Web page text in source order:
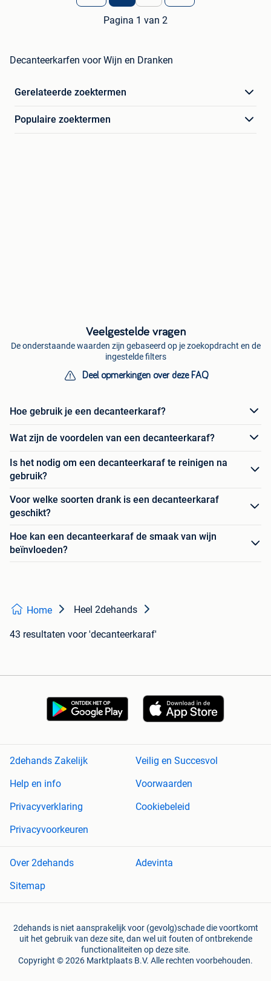
Pagina 1 van 2
Decanteerkarfen voor Wijn en Dranken
Gerelateerde zoektermen
Populaire zoektermen
Veelgestelde vragen
De onderstaande waarden zijn gebaseerd op je zoekopdracht en de
ingestelde filters
Deel opmerkingen over deze FAQ
Hoe gebruik je een decanteerkaraf?
Wat zijn de voordelen van een decanteerkaraf?
Is het nodig om een decanteerkaraf te reinigen na
gebruik?
Voor welke soorten drank is een decanteerkaraf
geschikt?
Hoe kan een decanteerkaraf de smaak van wijn
beïnvloeden?
Home Heel 2dehands
43 resultaten voor 'decanteerkaraf'
2dehands Zakelijk
Veilig en Succesvol
Help en info
Voorwaarden
Privacyverklaring
Cookiebeleid
Privacyvoorkeuren
Over 2dehands
Adevinta
Sitemap
2dehands is niet aansprakelijk voor (gevolg)schade die voortkomt
uit het gebruik van deze site, dan wel uit fouten of ontbrekende
functionaliteiten op deze site.
Copyright © 2026 Marktplaats B.V. Alle rechten voorbehouden.